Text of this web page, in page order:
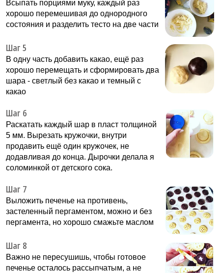
Всыпать порциями муку, каждый раз
хорошо перемешивая до однородного
состояния и разделить тесто на две части
Шаг 5
В одну часть добавить какао, ещё раз
хорошо перемещать и сформировать два
шара - светлый без какао и темный с
какао
Шаг 6
Раскатать каждый шар в пласт толщиной
5 мм. Вырезать кружочки, внутри
продавить ещё один кружочек, не
додавливая до конца. Дырочки делала я
соломинкой от детского сока.
Шаг 7
Выложить печенье на противень,
застеленный пергаментом, можно и без
пергамента, но хорошо смажьте маслом
Шаг 8
Важно не пересушишь, чтобы готовое
печенье осталось рассыпчатым, а не